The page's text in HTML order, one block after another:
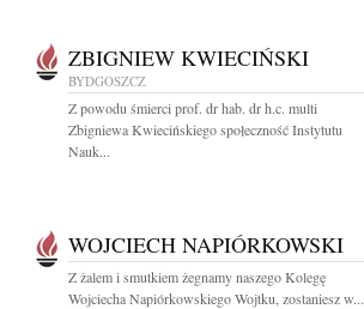
ZBIGNIEW KWIECIŃSKI
BYDGOSZCZ
Z powodu śmierci prof. dr hab. dr h.c. multi
Zbigniewa Kwiecińskiego społeczność Instytutu
Nauk...
WOJCIECH NAPIÓRKOWSKI
Z żalem i smutkiem żegnamy naszego Kolegę
Wojciecha Napiórkowskiego Wojtku, zostaniesz w...